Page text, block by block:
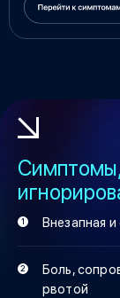
Внезапная и
Боль,
рвотой